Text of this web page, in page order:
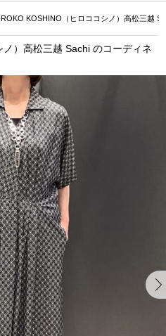
KOSHINO（ヒロココシノ）高松三越
）高松三越 Sachi のコーディネ